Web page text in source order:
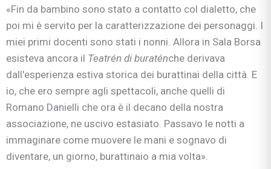
«Fin da bambino sono stato a contatto col dialetto, che
poi mi è servito per la caratterizzazione dei personaggi. I
miei primi docenti sono stati i nonni. Allora in Sala Borsa
esisteva ancora il Teatrén di buraténche derivava
dall'esperienza estiva storica dei burattinai della città. E
io, che ero sempre agli spettacoli, anche quelli di
Romano Danielli che ora è il decano della nostra
associazione, ne uscivo estasiato. Passavo le notti a
immaginare come muovere le mani e sognavo di
diventare, un giorno, burattinaio a mia volta».